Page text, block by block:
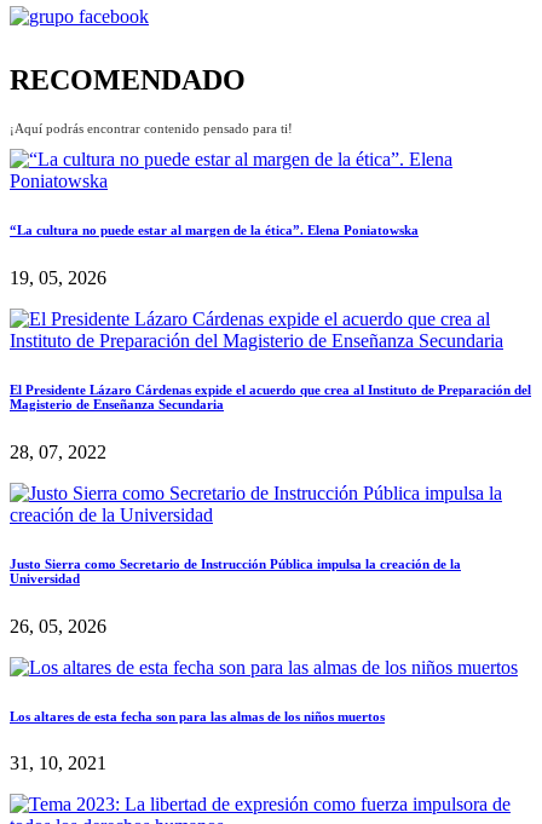
RECOMENDADO
¡Aquí podrás encontrar contenido pensado para ti!
“La cultura no puede estar al margen de la ética”. Elena Poniatowska
19, 05, 2026
El Presidente Lázaro Cárdenas expide el acuerdo que crea al Instituto de Preparación del
Magisterio de Enseñanza Secundaria
28, 07, 2022
Justo Sierra como Secretario de Instrucción Pública impulsa la creación de la
Universidad
26, 05, 2026
Los altares de esta fecha son para las almas de los niños muertos
31, 10, 2021